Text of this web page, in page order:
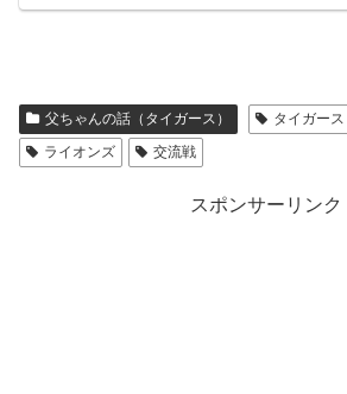
父ちゃんの話（タイガース） タイガース
ライオンズ
交流戦
スポンサーリンク